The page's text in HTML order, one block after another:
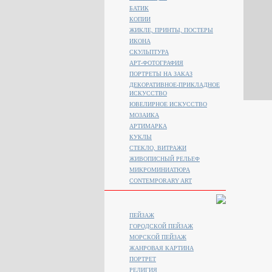
БАТИК
КОПИИ
ЖИКЛЕ, ПРИНТЫ, ПОСТЕРЫ
ИКОНА
СКУЛЬПТУРА
АРТ-ФОТОГРАФИЯ
ПОРТРЕТЫ НА ЗАКАЗ
ДЕКОРАТИВНОЕ-ПРИКЛАДНОЕ
ИСКУССТВО
ЮВЕЛИРНОЕ ИСКУССТВО
МОЗАИКА
АРТИМАРКА
КУКЛЫ
СТЕКЛО, ВИТРАЖИ
ЖИВОПИСНЫЙ РЕЛЬЕФ
МИКРОМИНИАТЮРА
CONTEMPORARY ART
ПЕЙЗАЖ
ГОРОДСКОЙ ПЕЙЗАЖ
МОРСКОЙ ПЕЙЗАЖ
ЖАНРОВАЯ КАРТИНА
ПОРТРЕТ
РЕЛИГИЯ